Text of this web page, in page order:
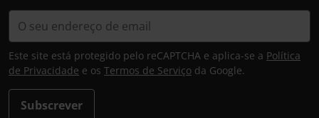
Subscrever
Este site está protegido pelo reCAPTCHA e aplica-se a Política
de Privacidade e os Termos de Serviço da Google.